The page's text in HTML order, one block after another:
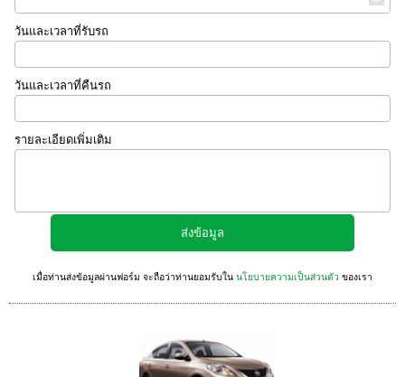
วันและเวลาที่รับรถ
วันและเวลาที่คืนรถ
รายละเอียดเพิ่มเติม
เมื่อท่านส่งข้อมูลผ่านฟอร์ม จะถือว่าท่านยอมรับใน นโยบายความเป็นส่วนตัว ของเรา